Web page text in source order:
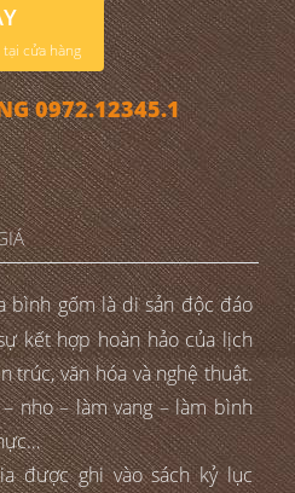
cửa hàng
0972.12345.1
bình gốm là di sản độc đáo
kết hợp hoàn hảo của lịch
trúc, văn hóa và nghệ thuật.
nho – làm vang – làm bình
được ghi vào sách kỷ lục